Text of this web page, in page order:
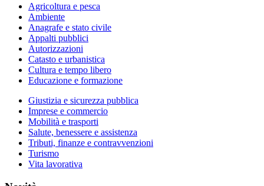
Agricoltura e pesca
Ambiente
Anagrafe e stato civile
Appalti pubblici
Autorizzazioni
Catasto e urbanistica
Cultura e tempo libero
Educazione e formazione
Giustizia e sicurezza pubblica
Imprese e commercio
Mobilità e trasporti
Salute, benessere e assistenza
Tributi, finanze e contravvenzioni
Turismo
Vita lavorativa